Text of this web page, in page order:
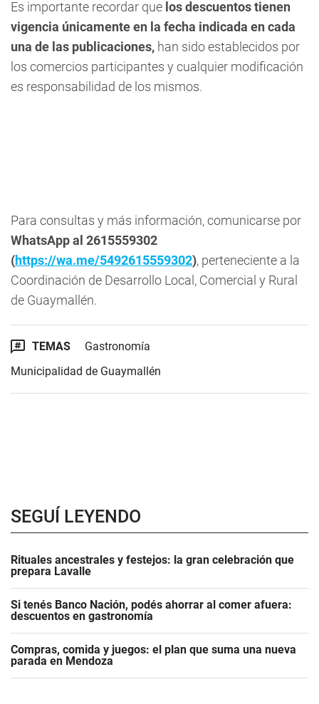
Es importante recordar que los descuentos tienen
vigencia únicamente en la fecha indicada en cada
una de las publicaciones, han sido establecidos por
los comercios participantes y cualquier modificación
es responsabilidad de los mismos.
Para consultas y más información, comunicarse por
WhatsApp al 2615559302
(https://wa.me/5492615559302), perteneciente a la
Coordinación de Desarrollo Local, Comercial y Rural
de Guaymallén.
TEMAS
Gastronomía
Municipalidad de Guaymallén
SEGUÍ LEYENDO
Rituales ancestrales y festejos: la gran celebración que
prepara Lavalle
Si tenés Banco Nación, podés ahorrar al comer afuera:
descuentos en gastronomía
Compras, comida y juegos: el plan que suma una nueva
parada en Mendoza